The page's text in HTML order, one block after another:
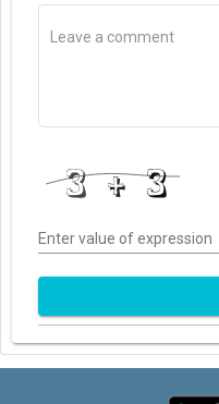
Enter value of expression